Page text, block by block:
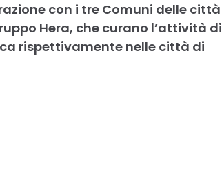
con i tre Comuni delle città
Hera, che curano l’attività di
rispettivamente nelle città di